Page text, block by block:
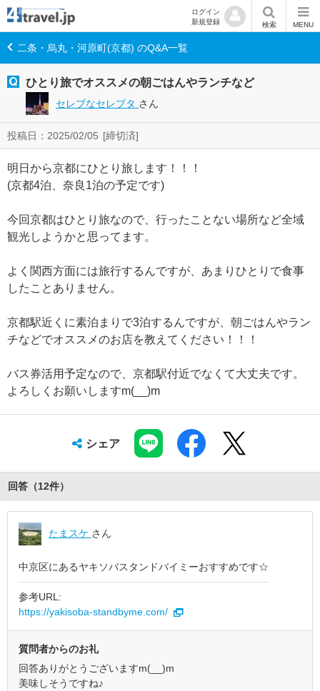
ログイン
新規登録
検索 MENU
二条・烏丸・河原町(京都) のQ&A一覧
ひとり旅でオススメの朝ごはんやランチなど
セレブなセレブタ さん
投稿日：2025/02/05 [締切済]
明日から京都にひとり旅します！！！
(京都4泊、奈良1泊の予定です)
今回京都はひとり旅なので、行ったことない場所など全域
観光しようかと思ってます。
よく関西方面には旅行するんですが、あまりひとりで食事
したことありません。
京都駅近くに素泊まりで3泊するんですが、朝ごはんやラン
チなどでオススメのお店を教えてください！！！
バス券活用予定なので、京都駅付近でなくて大丈夫です。
よろしくお願いしますm(__)m
シェア
回答（12件）
たまスケ さん
中京区にあるヤキソバスタンドバイミーおすすめです☆
参考URL:
https://yakisoba-standbyme.com/
質問者からのお礼
回答ありがとうございますm(__)m
美味しそうですね♪